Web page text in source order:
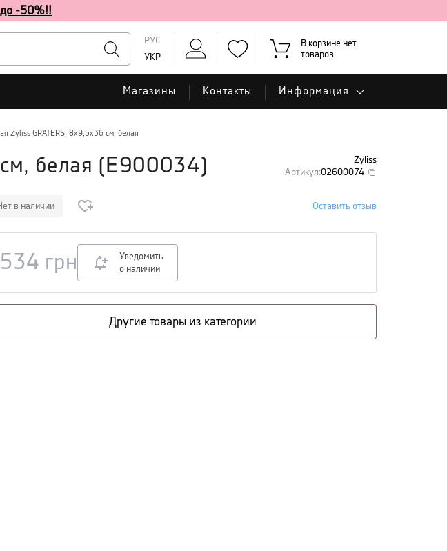
-50%!!
РУС
УКР
В корзине нет
товаров
Магазины Контакты Информация
Zyliss GRATERS, 8x9,5x36 см, белая
белая ( E900034)
Zyliss
Артикул:02600074
в наличии Оставить отзыв
534 грн
Уведомить
о наличии
Другие товары из категории